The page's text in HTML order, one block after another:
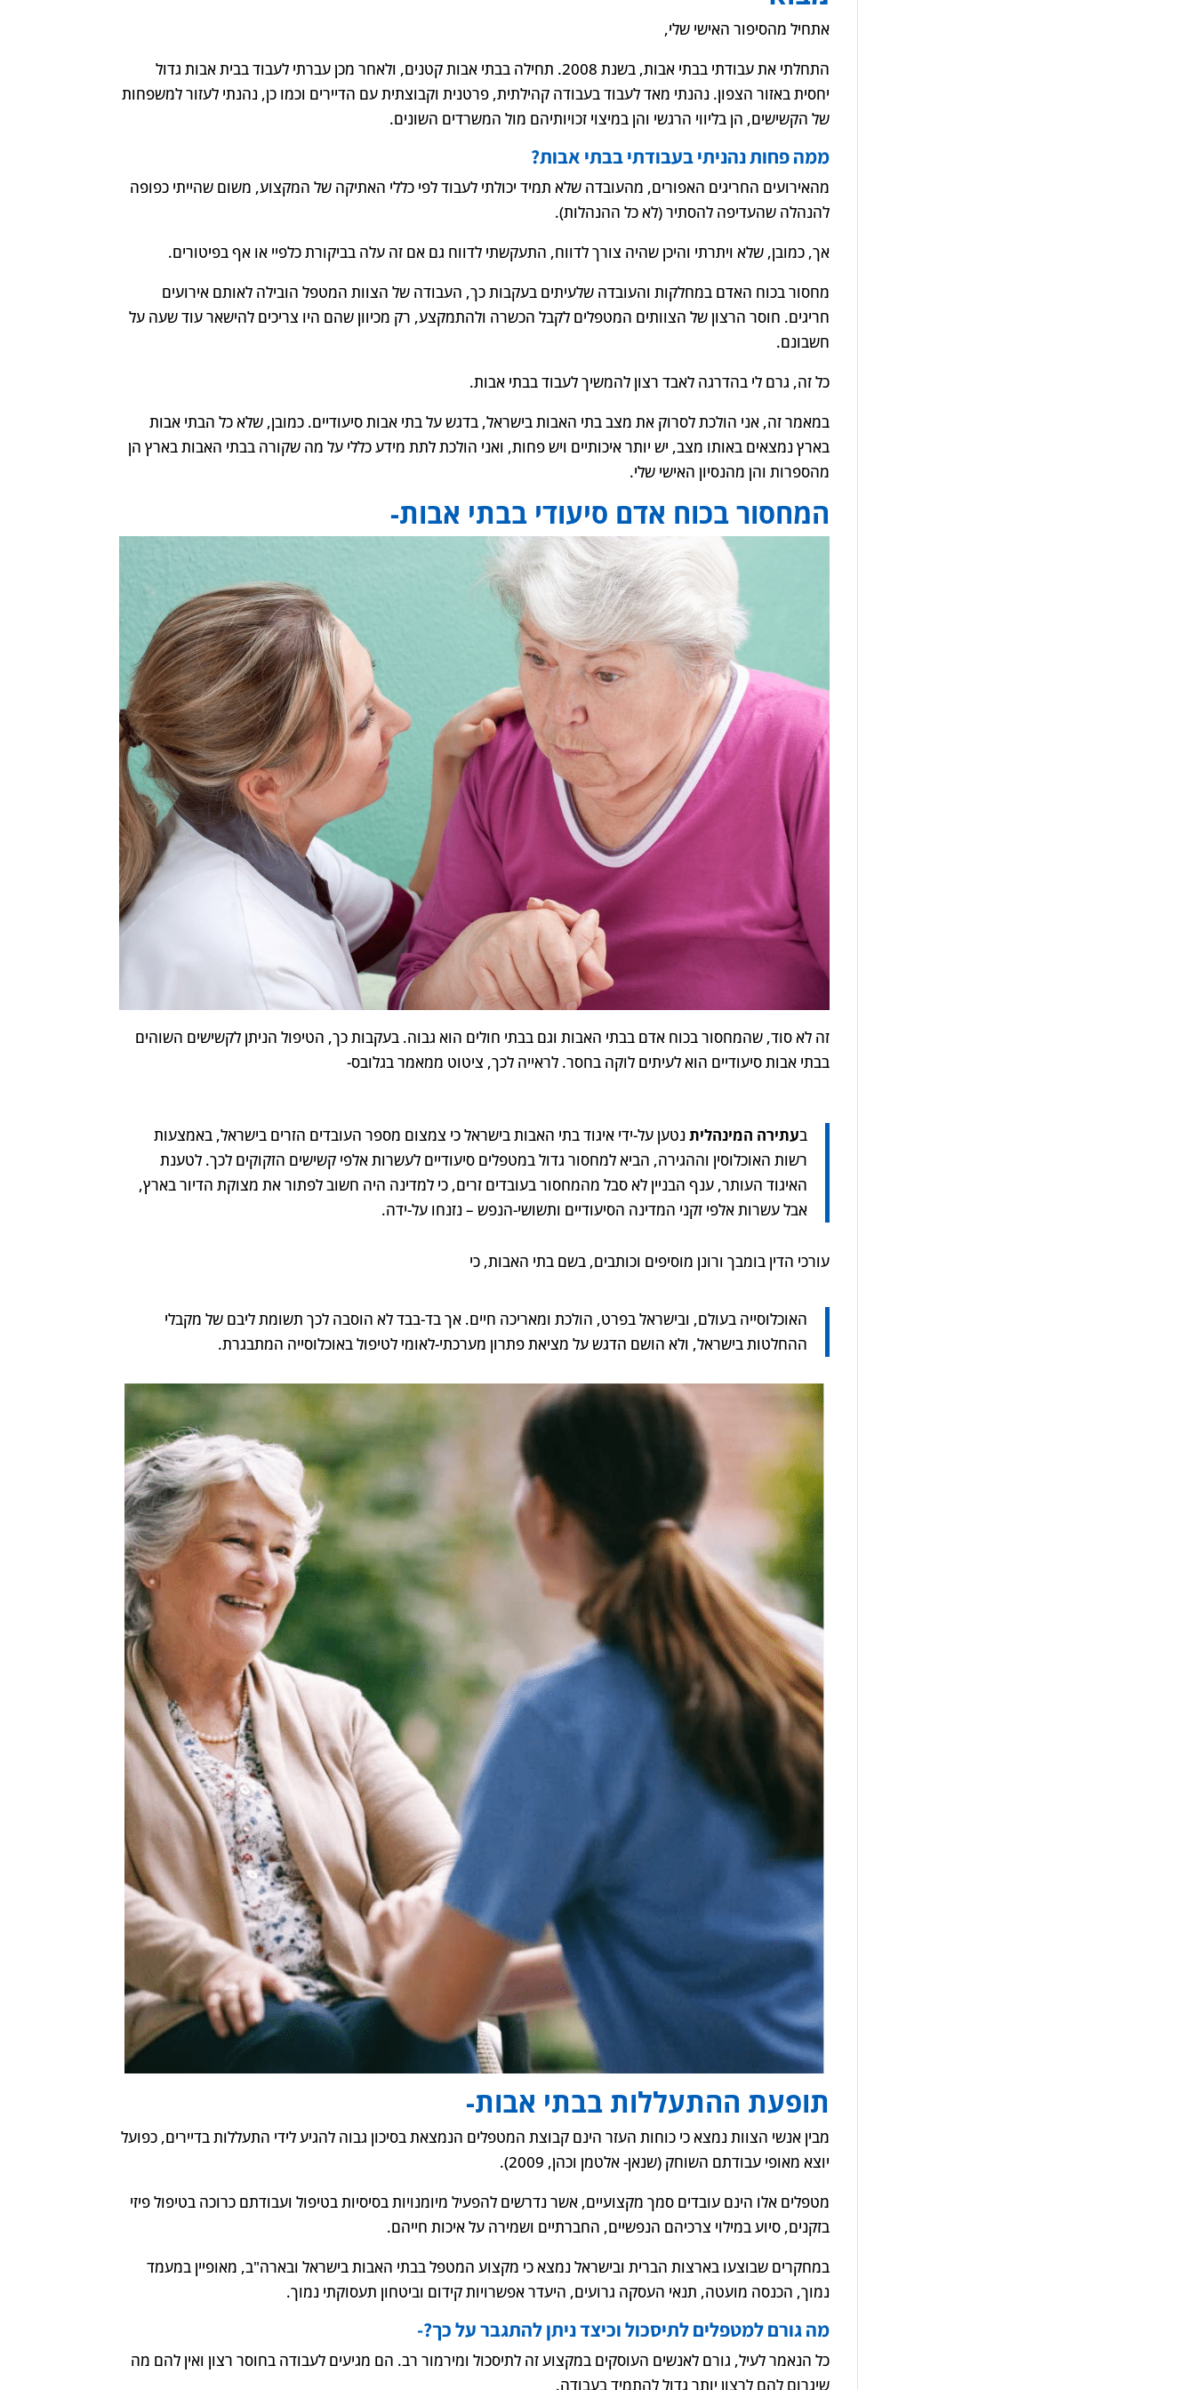
אתחיל מהסיפור האישי שלי,
התחלתי את עבודתי בבתי אבות, בשנת 2008. תחילה בבתי אבות קטנים, ולאחר מכן עברתי לעבוד בבית אבות גדול
יחסית באזור הצפון. נהנתי מאד לעבוד בעבודה קהילתית, פרטנית וקבוצתית עם הדיירים וכמו כן, נהנתי לעזור למשפחות
של הקשישים, הן בליווי הרגשי והן במיצוי זכויותיהם מול המשרדים השונים.
ממה פחות נהניתי בעבודתי בבתי אבות?
מהאירועים החריגים האפורים, מהעובדה שלא תמיד יכולתי לעבוד לפי כללי האתיקה של המקצוע, משום שהייתי כפופה
להנהלה שהעדיפה להסתיר (לא כל ההנהלות).
אך, כמובן, שלא ויתרתי והיכן שהיה צורך לדווח, התעקשתי לדווח גם אם זה עלה בביקורת כלפיי או אף בפיטורים.
מחסור בכוח האדם במחלקות והעובדה שלעיתים בעקבות כך, העבודה של הצוות המטפל הובילה לאותם אירועים
חריגים. חוסר הרצון של הצוותים המטפלים לקבל הכשרה ולהתמקצע, רק מכיוון שהם היו צריכים להישאר עוד שעה על
חשבונם.
כל זה, גרם לי בהדרגה לאבד רצון להמשיך לעבוד בבתי אבות.
במאמר זה, אני הולכת לסרוק את מצב בתי האבות בישראל, בדגש על בתי אבות סיעודיים. כמובן, שלא כל הבתי אבות
בארץ נמצאים באותו מצב, יש יותר איכותיים ויש פחות, ואני הולכת לתת מידע כללי על מה שקורה בבתי האבות בארץ הן
מהספרות והן מהנסיון האישי שלי.
המחסור בכוח אדם סיעודי בבתי אבות-
זה לא סוד, שהמחסור בכוח אדם בבתי האבות וגם בבתי חולים הוא גבוה. בעקבות כך, הטיפול הניתן לקשישים השוהים
בבתי אבות סיעודיים הוא לעיתים לוקה בחסר. לראייה לכך, ציטוט ממאמר בגלובס-
בעתירה המינהליתנטען על-ידי איגוד בתי האבות בישראל כי צמצום מספר העובדים הזרים בישראל, באמצעות
רשות האוכלוסין וההגירה, הביא למחסור גדול במטפלים סיעודיים לעשרות אלפי קשישים הזקוקים לכך. לטענת
האיגוד העותר, ענף הבניין לא סבל מהמחסור בעובדים זרים, כי למדינה היה חשוב לפתור את מצוקת הדיור בארץ,
אבל עשרות אלפי זקני המדינה הסיעודיים ותשושי-הנפש – נזנחו על-ידה.
עורכי הדין בומבך ורונן מוסיפים וכותבים, בשם בתי האבות, כי
האוכלוסייה בעולם, ובישראל בפרט, הולכת ומאריכה חיים. אך בד-בבד לא הוסבה לכך תשומת ליבם של מקבלי
ההחלטות בישראל, ולא הושם הדגש על מציאת פתרון מערכתי-לאומי לטיפול באוכלוסייה המתבגרת.
תופעת ההתעללות בבתי אבות-
מבין אנשי הצוות נמצא כי כוחות העזר הינם קבוצת המטפלים הנמצאת בסיכון גבוה להגיע לידי התעללות בדיירים, כפועל
יוצא מאופי עבודתם השוחק (שנאן- אלטמן וכהן, 2009).
מטפלים אלו הינם עובדים סמך מקצועיים, אשר נדרשים להפעיל מיומנויות בסיסיות בטיפול ועבודתם כרוכה בטיפול פיזי
בזקנים, סיוע במילוי צרכיהם הנפשיים, החברתיים ושמירה על איכות חייהם.
במחקרים שבוצעו בארצות הברית ובישראל נמצא כי מקצוע המטפל בבתי האבות בישראל ובארה"ב, מאופיין במעמד
נמוך, הכנסה מועטה, תנאי העסקה גרועים, היעדר אפשרויות קידום וביטחון תעסוקתי נמוך.
מה גורם למטפלים לתיסכול וכיצד ניתן להתגבר על כך?-
כל הנאמר לעיל, גורם לאנשים העוסקים במקצוע זה לתיסכול ומירמור רב. הם מגיעים לעבודה בחוסר רצון ואין להם מה
שיגרום להם לרצון יותר גדול להתמיד בעבודה.